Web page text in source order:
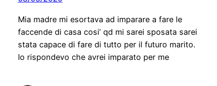
Mia madre mi esortava ad imparare a fare le
faccende di casa cosi’ qd mi sarei sposata sarei
stata capace di fare di tutto per il futuro marito.
Io rispondevo che avrei imparato per me